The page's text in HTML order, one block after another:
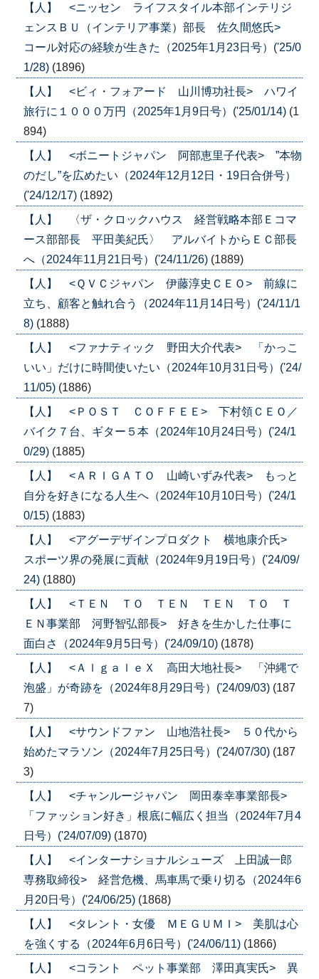
【人】 <ニッセン ライフスタイル本部インテリジ
ェンスＢＵ（インテリア事業）部長 佐久間悠氏>
コール対応の経験が生きた（2025年1月23日号）('25/0
1/28) (1896)
【人】 <ビィ・フォアード 山川博功社長> ハワイ
旅行に１０００万円（2025年1月9日号）('25/01/14) (1
894)
【人】 <ボニートジャパン 阿部恵里子代表> ”本物
のだし”を広めたい（2024年12月12日・19日合併号）
('24/12/17) (1892)
【人】 〈ザ・クロックハウス 経営戦略本部Ｅコマ
ース部部長 平田美紀氏〉 アルバイトからＥＣ部長
へ（2024年11月21日号）('24/11/26) (1889)
【人】 <ＱＶＣジャパン 伊藤淳史ＣＥＯ> 前線に
立ち、顧客と触れ合う（2024年11月14日号）('24/11/1
8) (1888)
【人】 <ファナティック 野田大介代表> 「かっこ
いい」だけに時間使いたい（2024年10月31日号）('24/
11/05) (1886)
【人】 <ＰＯＳＴ ＣＯＦＦＥＥ> 下村領ＣＥＯ／
バイク７台、ギター５本（2024年10月24日号）('24/1
0/29) (1885)
【人】 <ＡＲＩＧＡＴＯ 山崎いずみ代表> もっと
自分を好きになる人生へ（2024年10月10日号）('24/1
0/15) (1883)
【人】 <アグーデザインプロダクト 横地康介氏>
スポーツ界の発展に貢献（2024年9月19日号）('24/09/
24) (1880)
【人】 <ＴＥＮ ＴＯ ＴＥＮ ＴＥＮ ＴＯ Ｔ
ＥＮ事業部 河野智弘部長> 好きを生かした仕事に
面白さ（2024年9月5日号）('24/09/10) (1878)
【人】 <ＡｌｇａｌｅＸ 高田大地社長> 「沖縄で
泡盛」が奇跡を（2024年8月29日号）('24/09/03) (187
7)
【人】 <サウンドファン 山地浩社長> ５０代から
始めたマラソン（2024年7月25日号）('24/07/30) (187
3)
【人】 <チャンルージャパン 岡田泰幸事業部長>
「ファッション好き」根底に幅広く担当（2024年7月4
日号）('24/07/09) (1870)
【人】 <インターナショナルシューズ 上田誠一郎
専務取締役> 経営危機、馬車馬で乗り切る（2024年6
月20日号）('24/06/25) (1868)
【人】 <タレント・女優 ＭＥＧＵＭＩ> 美肌は心
を強くする（2024年6月6日号）('24/06/11) (1866)
【人】 <コラント ペット事業部 澤田真実氏> 異